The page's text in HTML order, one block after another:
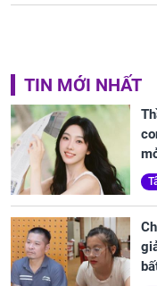
TIN MỚI NHẤT